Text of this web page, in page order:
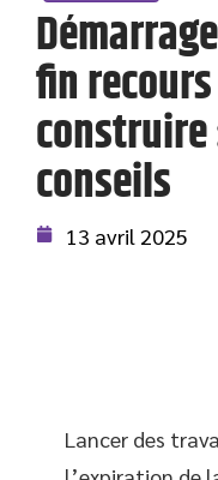
fin
conseils
13 avril 2025
Lancer des